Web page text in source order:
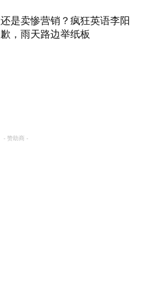
是卖惨营销？疯狂英语李阳
，雨天路边举纸板
- 赞助商 -